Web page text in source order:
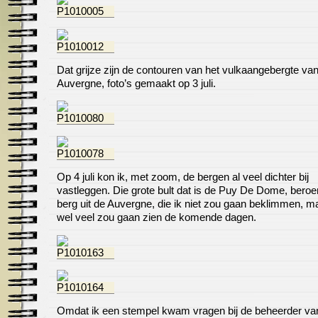
Dat grijze zijn de contouren van het vulkaangebergte
Auvergne, foto’s gemaakt op 3 juli.
Op 4 juli kon ik, met zoom, de bergen al veel dichter bij
vastleggen. Die grote bult dat is de Puy De Dome,
berg uit de Auvergne, die ik niet zou gaan beklimmen,
wel veel zou gaan zien de komende dagen.
Omdat ik een stempel kwam vragen bij de beheerder